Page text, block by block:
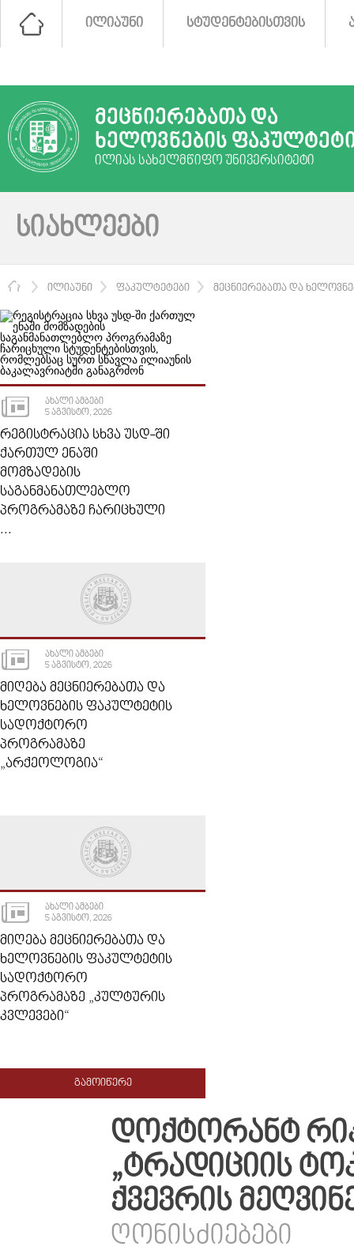
ᲘᲚᲘᲐᲣᲜᲘ ᲡᲢᲣᲓᲔᲜᲢᲔᲑᲘᲡᲗᲕᲘᲡ
ᲛᲔᲪᲜᲘᲔᲠᲔᲑᲐᲗᲐ ᲓᲐ
ᲮᲔᲚᲝᲕᲜᲔᲑᲘᲡ
ᲘᲚᲘᲐᲡ ᲡᲐᲮᲔᲚᲛᲬᲘᲤᲝ ᲣᲜᲘᲕᲔᲠᲡᲘᲢᲔᲢᲘ
ᲡᲘᲐᲮᲚᲔᲔᲑᲘ
ᲛᲗᲐᲕᲐᲠᲘ
ᲘᲚᲘᲐᲣᲜᲘ ᲤᲐᲙᲣᲚᲢᲔᲢᲔᲑᲘ ᲛᲔᲪᲜᲘᲔᲠᲔᲑᲐᲗᲐ ᲓᲐ
ᲐᲮᲐᲚᲘ ᲐᲛᲑᲔᲑᲘ
5 ᲐᲒᲕᲘᲡᲢᲝ, 2026
ᲠᲔᲒᲘᲡᲢᲠᲐᲪᲘᲐ ᲡᲮᲕᲐ ᲣᲡᲓ-ᲨᲘ
ᲥᲐᲠᲗᲣᲚ ᲔᲜᲐᲨᲘ
ᲛᲝᲛᲖᲐᲓᲔᲑᲘᲡ
ᲡᲐᲒᲐᲜᲛᲐᲜᲐᲗᲚᲔᲑᲚᲝ
ᲞᲠᲝᲒᲠᲐᲛᲐᲖᲔ ᲩᲐᲠᲘᲪᲮᲣᲚᲘ
...
ᲐᲮᲐᲚᲘ ᲐᲛᲑᲔᲑᲘ
5 ᲐᲒᲕᲘᲡᲢᲝ, 2026
ᲛᲘᲦᲔᲑᲐ ᲛᲔᲪᲜᲘᲔᲠᲔᲑᲐᲗᲐ ᲓᲐ
ᲮᲔᲚᲝᲕᲜᲔᲑᲘᲡ ᲤᲐᲙᲣᲚᲢᲔᲢᲘᲡ
ᲡᲐᲓᲝᲥᲢᲝᲠᲝ
ᲞᲠᲝᲒᲠᲐᲛᲐᲖᲔ
„ᲐᲠᲥᲔᲝᲚᲝᲒᲘᲐ“
ᲐᲮᲐᲚᲘ ᲐᲛᲑᲔᲑᲘ
5 ᲐᲒᲕᲘᲡᲢᲝ, 2026
ᲛᲘᲦᲔᲑᲐ ᲛᲔᲪᲜᲘᲔᲠᲔᲑᲐᲗᲐ ᲓᲐ
ᲮᲔᲚᲝᲕᲜᲔᲑᲘᲡ ᲤᲐᲙᲣᲚᲢᲔᲢᲘᲡ
ᲡᲐᲓᲝᲥᲢᲝᲠᲝ
ᲞᲠᲝᲒᲠᲐᲛᲐᲖᲔ „ᲙᲣᲚᲢᲣᲠᲘᲡ
ᲙᲕᲚᲔᲕᲔᲑᲘ“
ᲒᲐᲛᲝᲘᲬᲔᲠᲔ
ᲓᲝᲥᲢᲝᲠᲐᲜᲢ
„ᲢᲠᲐᲓᲘᲪᲘᲘᲡ
ᲥᲕᲔᲕᲠᲘᲡ
ᲦᲝᲜᲘᲡᲫᲘᲔᲑᲔᲑᲘ